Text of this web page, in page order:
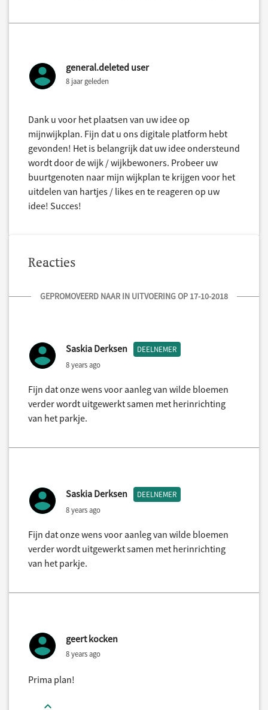
general.deleted user
8 jaar geleden
Dank u voor het plaatsen van uw idee op
mijnwijkplan. Fijn dat u ons digitale platform hebt
gevonden! Het is belangrijk dat uw idee ondersteund
wordt door de wijk / wijkbewoners. Probeer uw
buurtgenoten naar mijn wijkplan te krijgen voor het
uitdelen van hartjes / likes en te reageren op uw
idee! Succes!
Reacties
GEPROMOVEERD NAAR IN UITVOERING OP 17-10-2018
Saskia Derksen DEELNEMER
8 years ago
Fijn dat onze wens voor aanleg van wilde bloemen
verder wordt uitgewerkt samen met herinrichting
van het parkje.
Saskia Derksen DEELNEMER
8 years ago
Fijn dat onze wens voor aanleg van wilde bloemen
verder wordt uitgewerkt samen met herinrichting
van het parkje.
geert kocken
8 years ago
Prima plan!